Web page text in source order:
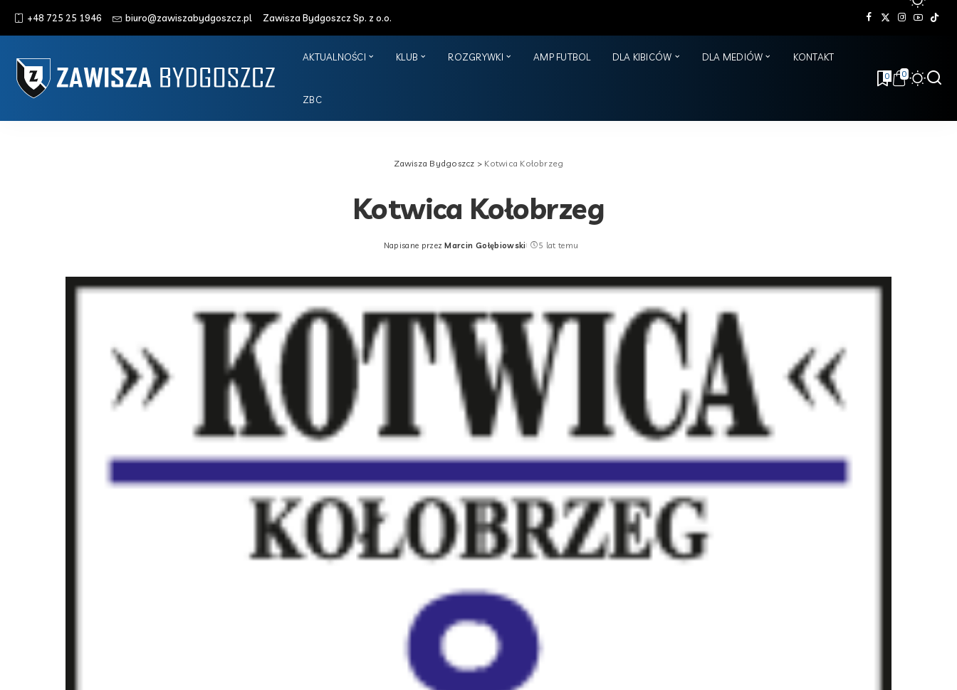
+48 725 25 1946 biuro@zawiszabydgoszcz.pl Zawisza Bydgoszcz Sp. z o.o.
AKTUALNOŚCI KLUB ROZGRYWKI AMP FUTBOL DLA KIBICÓW DLA MEDIÓW KONTAKT
ZBC
0 0
Zawisza Bydgoszcz > Kotwica Kołobrzeg
Kotwica Kołobrzeg
Posted
Napisane przez Marcin Gołębiowski 5 lat temu